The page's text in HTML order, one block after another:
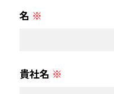
貴社名
電話番号